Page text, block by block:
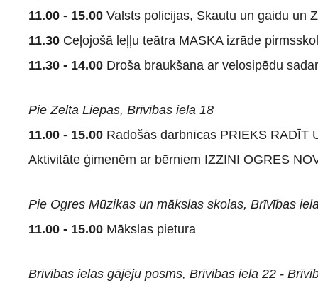
11.00 - 15.00 Valsts policijas, Skautu un gaidu un
11.30 Ceļojošā leļļu teātra MASKA izrāde
11.30 - 14.00 Droša braukšana ar velosipēdu
Pie Zelta Liepas, Brīvības iela 18
11.00 - 15.00 Radošās darbnīcas PRIEKS RADĪT
Aktivitāte ģimenēm ar bērniem IZZINI OGRES
Pie Ogres Mūzikas un mākslas skolas, Brīvības
11.00 - 15.00 Mākslas pietura
Brīvības ielas gājēju posms, Brīvības iela 22 -